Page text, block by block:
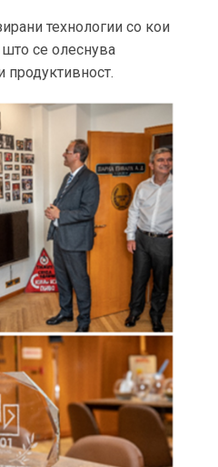
технологии со кои
што се олеснува
продуктивност.